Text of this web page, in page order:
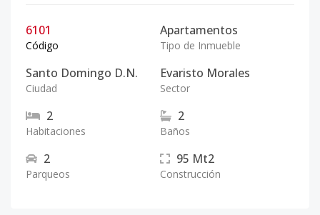
6101
Código
Apartamentos
Tipo de Inmueble
Santo Domingo D.N.
Ciudad
Evaristo Morales
Sector
2
Habitaciones
2
Baños
2
Parqueos
95 Mt2
Construcción